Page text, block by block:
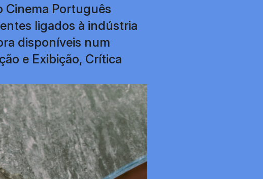
Cinema Português
ligados à indústria
disponíveis num
e Exibição, Crítica